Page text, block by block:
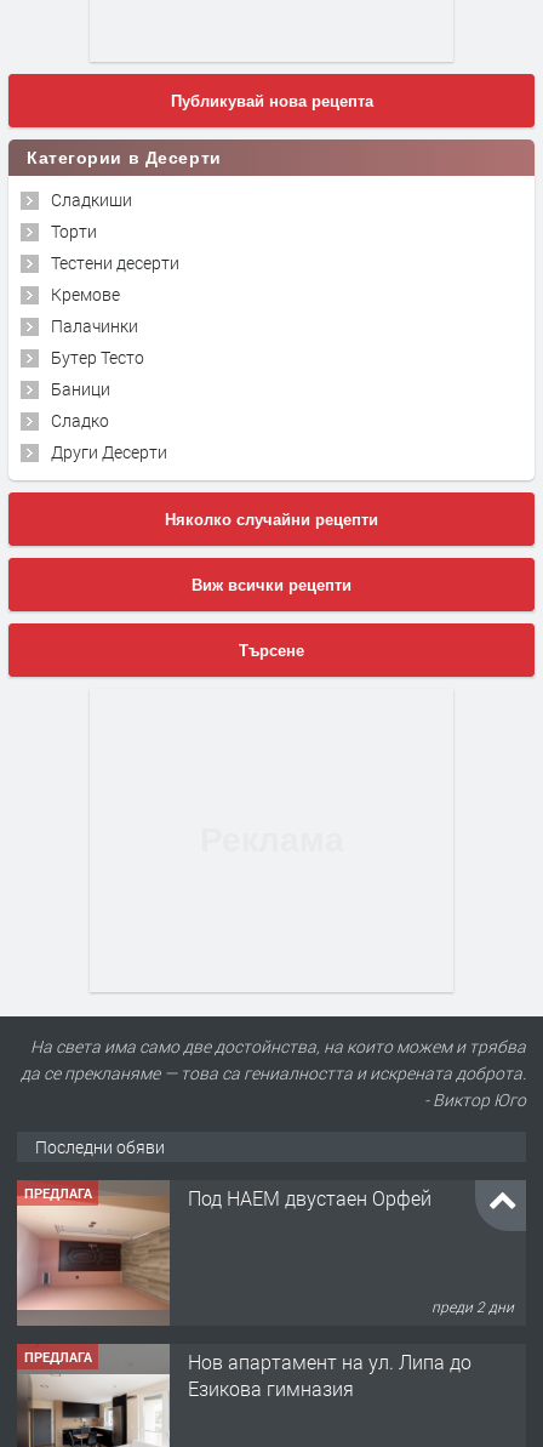
Публикувай нова рецепта
Категории в Десерти
Сладкиши
Торти
Тестени десерти
Кремове
Палачинки
Бутер Тесто
Баници
Сладко
Други Десерти
Няколко случайни рецепти
Виж всички рецепти
Търсене
На света има само две достойнства, на които можем и трябва
да се прекланяме — това са гениалността и искрената доброта.
- Виктор Юго
Последни обяви
ПРЕДЛАГА Под НАЕМ двустаен Орфей
преди 2 дни
ПРЕДЛАГА
Нов апартамент на ул. Липа до
Езикова гимназия